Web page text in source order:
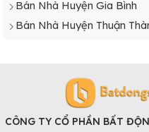
Bán Nhà Huyện Gia Bình
Bán Nhà Huyện Thuận
CÔNG TY CỔ PHẦN BẤT